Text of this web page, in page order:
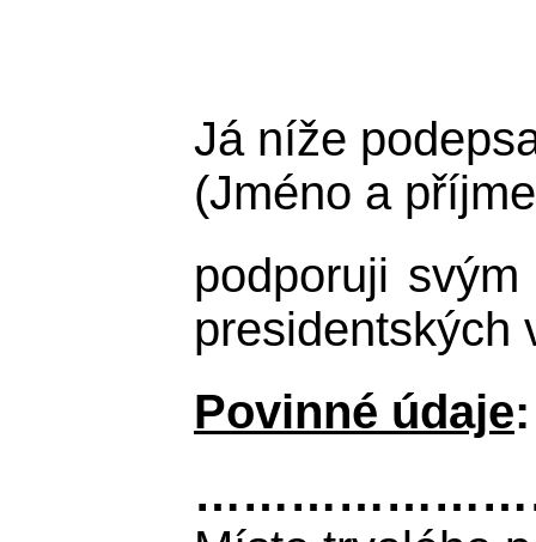
Já níže
(Jméno a
podporuji
presidentských
Povinné údaje